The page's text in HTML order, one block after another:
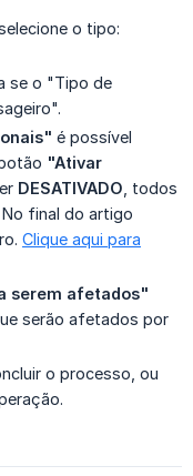
selecione o tipo:
se o "Tipo de
é possível
"Ativar
DESATIVADO , todos
final do artigo
Clique aqui para
serem afetados"
serão afetados por
o processo, ou